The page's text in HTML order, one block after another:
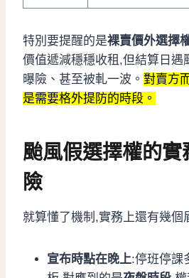
特別要提醒的是裸賣價外選擇
價值遞減穩穩收租,但結算日遇
曝險、甚至被軋一波。 對賣方
是需要格外提防的時段。
颱風假選擇權的實
險
就算懂了機制,實務上還有幾個
宣布時點在晚上:停班停課